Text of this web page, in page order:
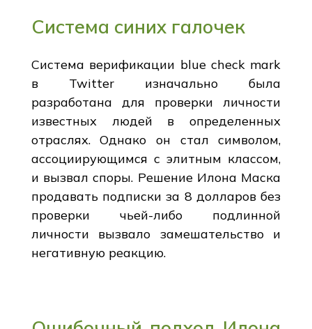
Система синих галочек
Система верификации blue check mark
в Twitter изначально была
разработана для проверки личности
известных людей в определенных
отраслях. Однако он стал символом,
ассоциирующимся с элитным классом,
и вызвал споры. Решение Илона Маска
продавать подписки за 8 долларов без
проверки чьей-либо подлинной
личности вызвало замешательство и
негативную реакцию.